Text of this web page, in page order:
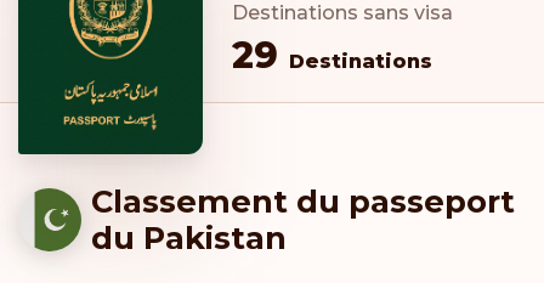
Destinations sans visa
29 Destinations
Classement du passeport
du Pakistan